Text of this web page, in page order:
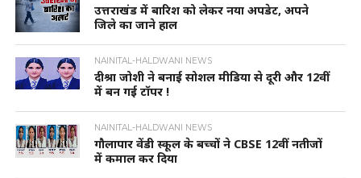
उत्तराखंड में बारिश को लेकर नया अपडेट, अपने
जिले का जाने हाल
NAINITAL-HALDWANI NEWS
दीश्रा जोशी ने बनाई सोशल मीडिया से दूरी और 12वीं
में बन गई टॉपर !
NAINITAL-HALDWANI NEWS
गौलापार वेंडी स्कूल के बच्चों ने CBSE 12वीं नतीजों
में कमाल कर दिया